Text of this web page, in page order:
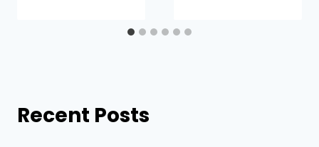
Recent Posts